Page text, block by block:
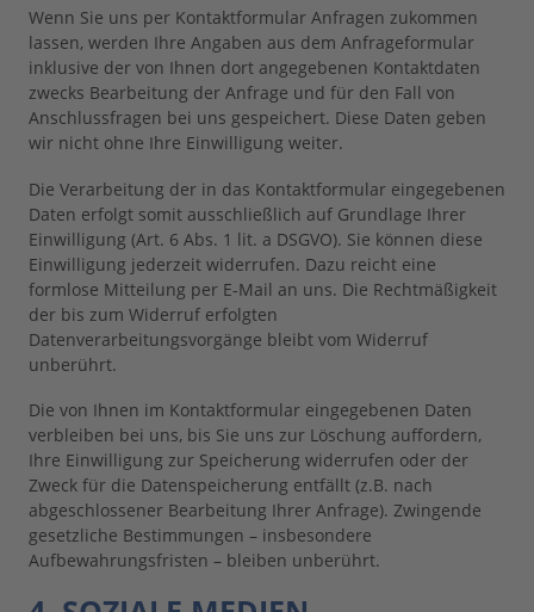
Wenn Sie uns per Kontaktformular Anfragen zukommen
lassen, werden Ihre Angaben aus dem Anfrageformular
inklusive der von Ihnen dort angegebenen Kontaktdaten
zwecks Bearbeitung der Anfrage und für den Fall von
Anschlussfragen bei uns gespeichert. Diese Daten geben
wir nicht ohne Ihre Einwilligung weiter.
Die Verarbeitung der in das Kontaktformular eingegebenen
Daten erfolgt somit ausschließlich auf Grundlage Ihrer
Einwilligung (Art. 6 Abs. 1 lit. a DSGVO). Sie können diese
Einwilligung jederzeit widerrufen. Dazu reicht eine
formlose Mitteilung per E-Mail an uns. Die Rechtmäßigkeit
der bis zum Widerruf erfolgten
Datenverarbeitungsvorgänge bleibt vom Widerruf
unberührt.
Die von Ihnen im Kontaktformular eingegebenen Daten
verbleiben bei uns, bis Sie uns zur Löschung auffordern,
Ihre Einwilligung zur Speicherung widerrufen oder der
Zweck für die Datenspeicherung entfällt (z.B. nach
abgeschlossener Bearbeitung Ihrer Anfrage). Zwingende
gesetzliche Bestimmungen – insbesondere
Aufbewahrungsfristen – bleiben unberührt.